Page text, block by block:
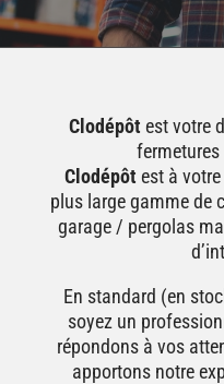
Clodépôt est votre
fermetures
Clodépôt est à
plus large gamme de
garage / pergolas
En standard (en
soyez un
répondons à vos
apportons notre